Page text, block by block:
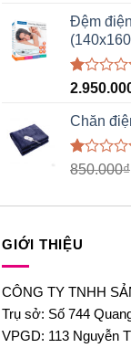
hạng
1.00
5
sao
Đệm
Được
hạng
1.00
5
Chăn
Được
1.00
sao
850.000₫
GIỚI THIỆU
CÔNG TY TNHH
Trụ sở: Số 744
VPGD: 113 Nguyễn